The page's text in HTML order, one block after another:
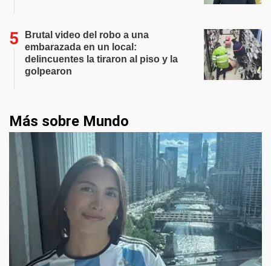
Brutal video del robo a una
embarazada en un local:
delincuentes la tiraron al piso y la
golpearon
Más sobre Mundo